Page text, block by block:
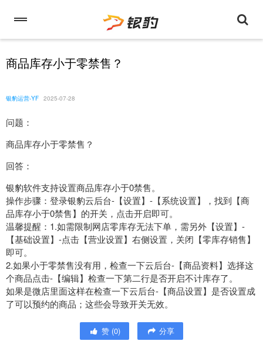
商品库存小于零禁售？
银豹运营-YF 2025-07-28
问题：
商品库存小于零禁售？
回答：
银豹软件支持设置商品库存小于0禁售。
操作步骤：登录银豹云后台-【设置】-【系统设置】，找到【商
品库存小于0禁售】的开关，点击开启即可。
温馨提醒：1.如需限制网店零库存无法下单，需另外【设置】-
【基础设置】-点击【营业设置】右侧设置，关闭【零库存销售】
即可。
2.如果小于零禁售没有用，检查一下云后台-【商品资料】选择这
个商品点击-【编辑】检查一下第二行是否开启不计库存了。
如果是微店里面这样在检查一下云后台-【商品设置】是否设置成
了可以预约的商品；这些会导致开关无效。
赞 (0) 分享